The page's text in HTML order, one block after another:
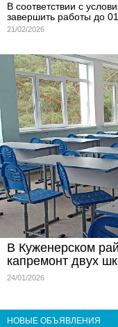
В соответствии с
завершить работы до
21/02/2026
В Куженерском
капремонт двух
24/01/2026
НОВЫЕ ОБЪЯВЛЕНИЯ